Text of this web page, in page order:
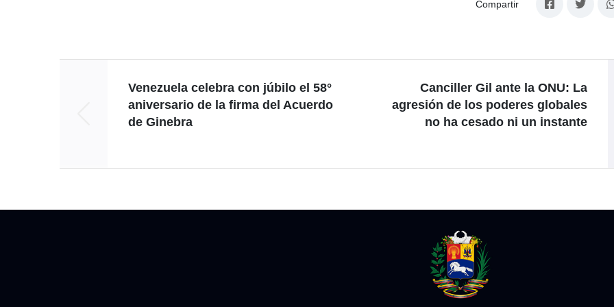
Compartir
Venezuela celebra con júbilo el 58°
aniversario de la firma del Acuerdo
de Ginebra
Canciller Gil ante la ONU: La
agresión de los poderes globales
no ha cesado ni un instante